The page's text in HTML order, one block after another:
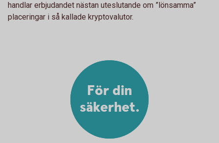
handlar erbjudandet nästan uteslutande om ”lönsamma”
placeringar i så kallade kryptovalutor.
För din
säkerhet.